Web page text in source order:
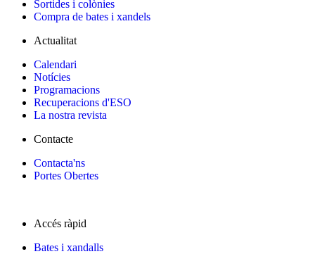
Sortides i colònies
Compra de bates i xandels
Actualitat
Calendari
Notícies
Programacions
Recuperacions d'ESO
La nostra revista
Contacte
Contacta'ns
Portes Obertes
Accés ràpid
Bates i xandalls